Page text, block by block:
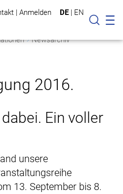
| Anmelden DE | EN
Suche
Newsarchiv
2016.
Ein voller
unsere
13. September bis 8.